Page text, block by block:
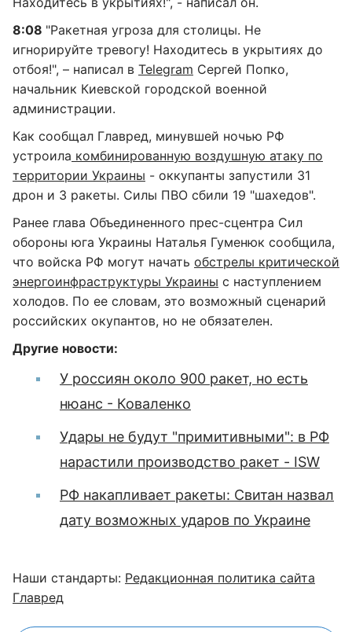
8:08 "Ракетная угроза для столицы. Не
игнорируйте тревогу! Находитесь в укрытиях до
отбоя!", – написал в Telegram Сергей Попко,
начальник Киевской городской военной
администрации.
Как сообщал Главред, минувшей ночью РФ
устроила комбинированную воздушную атаку по
территории Украины - оккупанты запустили 31
дрон и 3 ракеты. Силы ПВО сбили 19 "шахедов".
Ранее глава Объединенного прес-сцентра Сил
обороны юга Украины Наталья Гуменюк сообщила,
что войска РФ могут начать обстрелы критической
энергоинфраструктуры Украины с наступлением
холодов. По ее словам, это возможный сценарий
российских окупантов, но не обязателен.
Другие новости:
У россиян около 900 ракет, но есть
нюанс - Коваленко
Удары не будут "примитивными": в РФ
нарастили производство ракет - ISW
РФ накапливает ракеты: Свитан назвал
дату возможных ударов по Украине
Наши стандарты: Редакционная политика сайта
Главред